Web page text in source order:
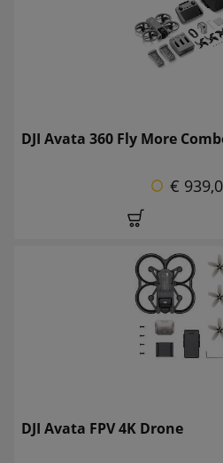
DJI Avata 360 Fly More
€
DJI Avata FPV 4K Drone